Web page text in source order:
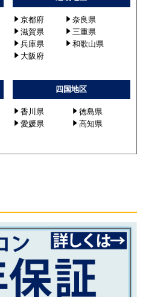
京都府
奈良県
滋賀県
三重県
兵庫県
和歌山県
大阪府
四国地区
香川県
徳島県
愛媛県
高知県